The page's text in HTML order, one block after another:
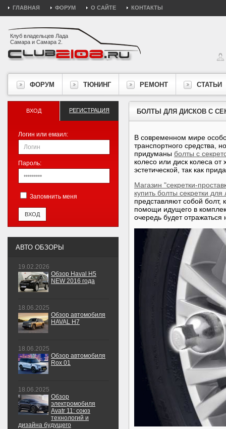
ГЛАВНАЯ ФОРУМ О САЙТЕ КОНТАКТЫ
Клуб владельцев Лада
Самара и Самара 2.
ФОРУМ ТЮНИНГ РЕМОНТ СТАТЬИ
БОЛТЫ ДЛЯ ДИСКОВ С
В современном мире
транспортного средства,
придуманы болты с
колесо или диск колеса
эстетической, так как
Магазин "секретки-
купить болты секретки для
представляют собой болт,
помощи идущего в
очередь будет отражаться
ВХОД РЕГИСТРАЦИЯ
Логин или емаил:
Пароль:
Запомнить меня
АВТО ОБЗОРЫ
19.02.2026
Обзор Haval H5
NEW 2016 года
18.06.2025
Обзор автомобиля
HAVAL H7
18.06.2025
Обзор автомобиля
Rox 01
18.06.2025
Обзор
электромобиля
Avatr 11: союз
технологий и
дизайна будущего